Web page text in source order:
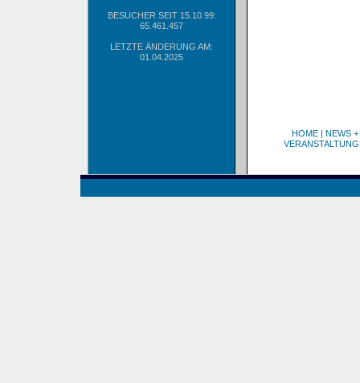
BESUCHER SEIT 15.10.99:
65.461.457
LETZTE ÄNDERUNG AM:
01.04.2025
HOME| NEWS